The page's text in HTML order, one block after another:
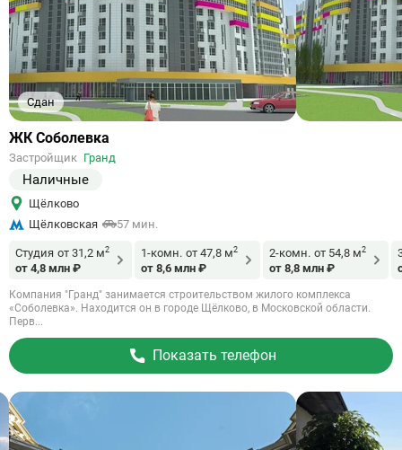
Сдан
Ссылка
объект
ЖК Соболевка
Застройщик Гранд
Наличные
Щёлково
Щёлковская
57 мин.
Студия от 31,2 м2
от 4,8 млн ₽
1-комн. от 47,8 м2
от 8,6 млн ₽
2-комн. от 54,8 м2
от 8,8 млн ₽
Компания "Гранд" занимается строительством жилого комплекса
«Соболевка». Находится он в городе Щёлково, в Московской области.
Перв...
Показать телефон